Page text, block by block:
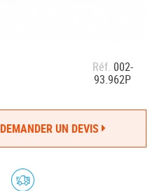
Réf. 002-
93.962P
DEMANDER UN DEVIS